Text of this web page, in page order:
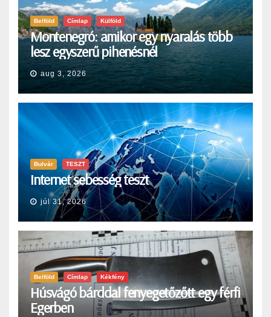
Belföld Címlap Külföld
Montenegró: amikor egy nyaralás több
lesz egyszerű pihenésnél
aug 3, 2026
Bulvár TESZT
Internet sebesség teszt
júl 31, 2026
Belföld Címlap Kékfény
Húsvágó bárddal fenyegetőzőtt egy férfi
Egerben